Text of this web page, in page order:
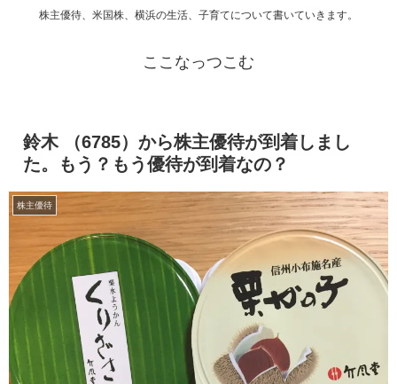
株主優待、米国株、横浜の生活、子育てについて書いていきます。
ここなっつこむ
鈴木 （6785）から株主優待が到着しまし
た。もう？もう優待が到着なの？
株主優待